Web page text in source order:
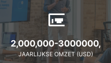
2,000,000-3000000,
JAARLIJKSE OMZET (USD)